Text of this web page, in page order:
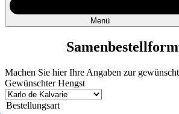
Menü
Machen Sie hier Ihre Angaben zur
Gewünschter Hengst
Bestellungsart